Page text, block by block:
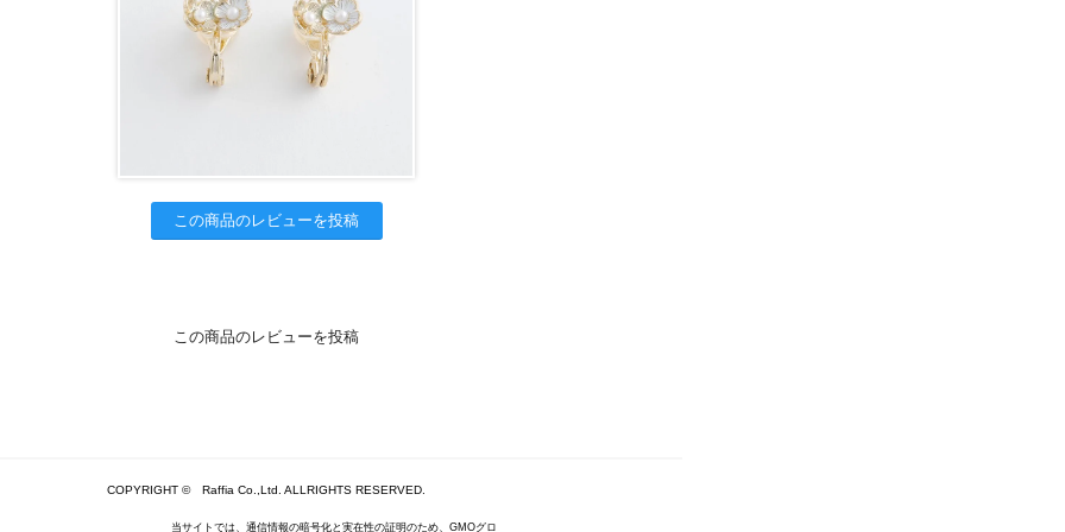
この商品のレビューを投稿
この商品のレビューを投稿
COPYRIGHT © Raffia Co.,Ltd. ALLRIGHTS RESERVED.
当サイトでは、通信情報の暗号化と実在性の証明のため、GMOグロ